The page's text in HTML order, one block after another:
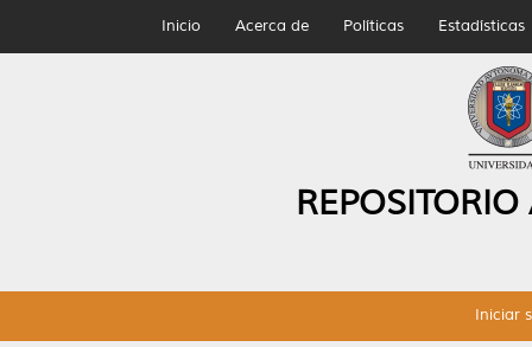
Inicio Acerca de Políticas Estadísticas
Iniciar